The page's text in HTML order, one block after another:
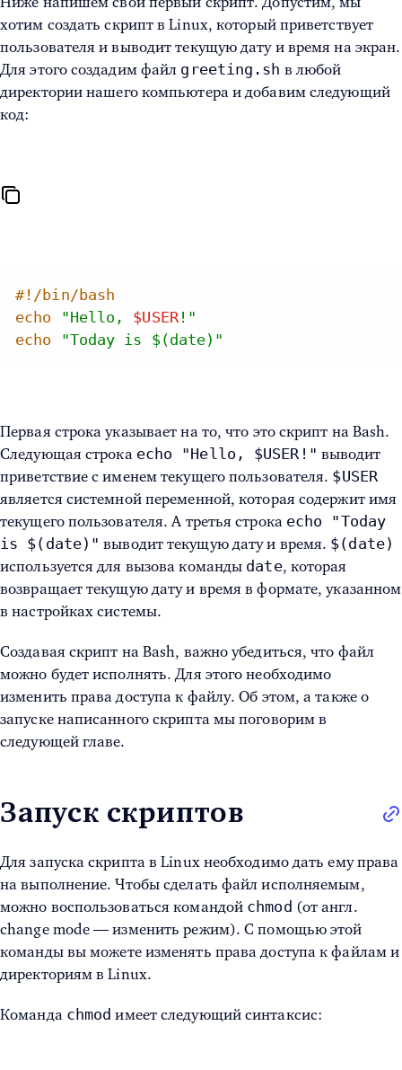
хотим создать скрипт в Linux, который приветствует
пользователя и выводит текущую дату и время на экран.
Для этого создадим файл greeting.sh в любой
директории нашего компьютера и добавим следующий
код:
#!/bin/bash
echo
"Hello, $USER!"
echo
"Today is $(date) "
Первая строка указывает на то, что это скрипт на Bash.
Следующая строка echo "Hello, $USER!" выводит
приветствие с именем текущего пользователя. $USER
является системной переменной, которая содержит имя
текущего пользователя. А третья строка echo "Today
is $(date)" выводит текущую дату и время. $(date)
используется для вызова команды date, которая
возвращает текущую дату и время в формате, указанном
в настройках системы.
Создавая скрипт на Bash, важно убедиться, что файл
можно будет исполнять. Для этого необходимо
изменить права доступа к файлу. Об этом, а также о
запуске написанного скрипта мы поговорим в
следующей главе.
Запуск скриптов
Для запуска скрипта в Linuxнеобходимо дать ему права
на выполнение. Чтобы сделать файл исполняемым,
можно воспользоваться командой chmod (от англ.
change mode — изменить режим). С помощью этой
команды вы можете изменять права доступа к файлам и
директориям в Linux.
Команда chmod имеет следующий синтаксис: